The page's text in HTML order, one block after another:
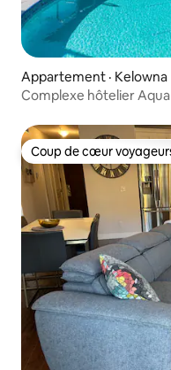
Appartement · Kelowna
Complexe hôtelier Aqua
Coup de cœur
Coup de cœur